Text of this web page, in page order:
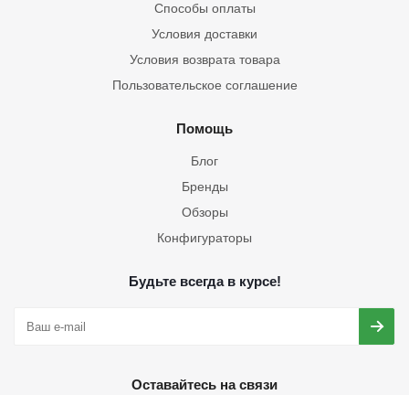
Способы оплаты
Условия доставки
Условия возврата товара
Пользовательское соглашение
Помощь
Блог
Бренды
Обзоры
Конфигураторы
Будьте всегда в курсе!
Оставайтесь на связи